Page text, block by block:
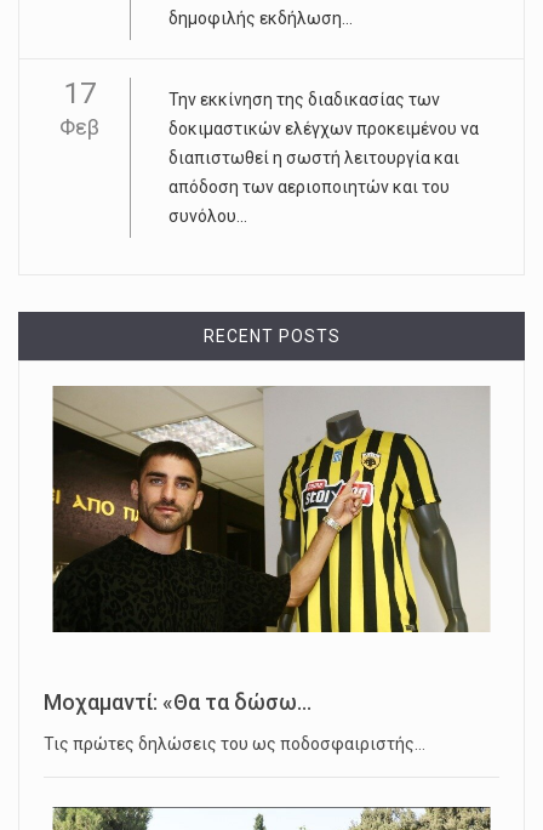
δημοφιλής εκδήλωση...
17
Φεβ
Την εκκίνηση της διαδικασίας των
δοκιμαστικών ελέγχων προκειμένου να
διαπιστωθεί η σωστή λειτουργία και
απόδοση των αεριοποιητών και του
συνόλου...
RECENT POSTS
Μοχαμαντί: «Θα τα δώσω...
Τις πρώτες δηλώσεις του ως ποδοσφαιριστής…